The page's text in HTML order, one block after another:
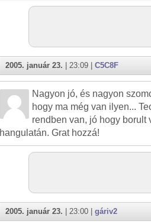
2005. január 23. | 23:09 | C5C8F
Nagyon jó, és nagyon
hogy ma még van ilyen...
rendben van, jó hogy borult
hangulatán. Grat hozzá!
2005. január 23. | 23:00 | gáriv2